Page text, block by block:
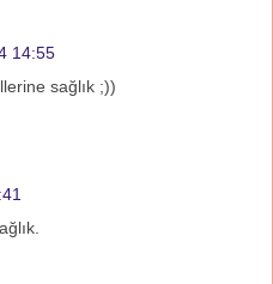
14:55
sağlık ;))